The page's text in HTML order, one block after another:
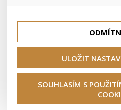
Aminokyseliny
Aminokyseliny jsou základními
těla. Lidský organismus je
aminokyselin. Z těch se
tkán obsahuje 75 % vody, 20 %
látek. Zbylé 4 % tvoří svalový
se nevhodným doporučením
nedůležitým nabídkám.
marketingové kampaně.
ULOŽIT
SOUHLASÍM S